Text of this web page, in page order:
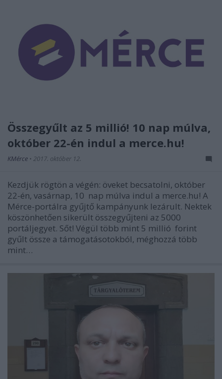
Összegyűlt az 5 millió! 10 nap múlva,
október 22-én indul a merce.hu!
KMérce • 2017. október 12.
Kezdjük rögtön a végén: öveket becsatolni, október
22-én, vasárnap, 10 nap múlva indul a merce.hu! A
Mérce-portálra gyűjtő kampányunk lezárult. Nektek
köszönhetően sikerült összegyűjteni az 5000
portáljegyet. Sőt! Végül több mint 5 millió forint
gyűlt össze a támogatásotokból, méghozzá több
mint…